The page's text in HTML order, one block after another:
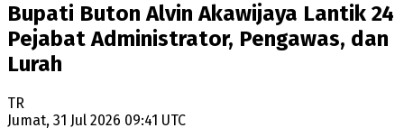
Bupati Buton Alvin Akawijaya Lantik 24
Pejabat Administrator, Pengawas, dan
Lurah
TR
Jumat, 31 Jul 2026 09:41 UTC